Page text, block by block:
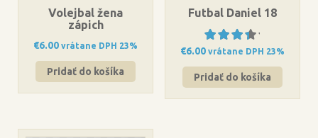
Volejbal žena
zápich
€6.00 vrátane DPH 23%
Pridať do košíka
Futbal Daniel 18
Hodnot
eniez 5
€6.00 vrátane DPH 23%
Pridať do košíka